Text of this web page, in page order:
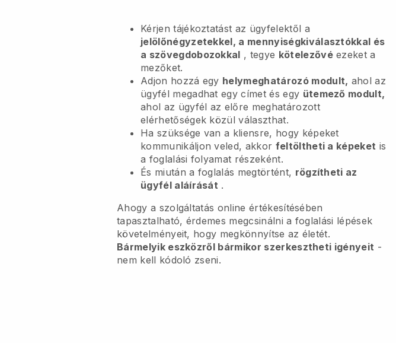
Kérjen tájékoztatást az ügyfelektől a
jelölőnégyzetekkel, a mennyiségkiválasztókkal és
a szövegdobozokkal , tegye kötelezővéezeket a
mezőket.
Adjon hozzá egy helymeghatározó modult, ahol az
ügyfél megadhat egy címet és egy ütemező modult,
ahol az ügyfél az előre meghatározott
elérhetőségek közül választhat.
Ha szüksége van a kliensre, hogy képeket
kommunikáljon veled, akkor feltöltheti a képeket is
a foglalási folyamat részeként.
És miután a foglalás megtörtént, rögzítheti az
ügyfél aláírását .
Ahogy a szolgáltatás online értékesítésében
tapasztalható, érdemes megcsinálni a foglalási lépések
követelményeit, hogy megkönnyítse az életét.
Bármelyik eszközről bármikor szerkesztheti igényeit -
nem kell kódoló zseni.